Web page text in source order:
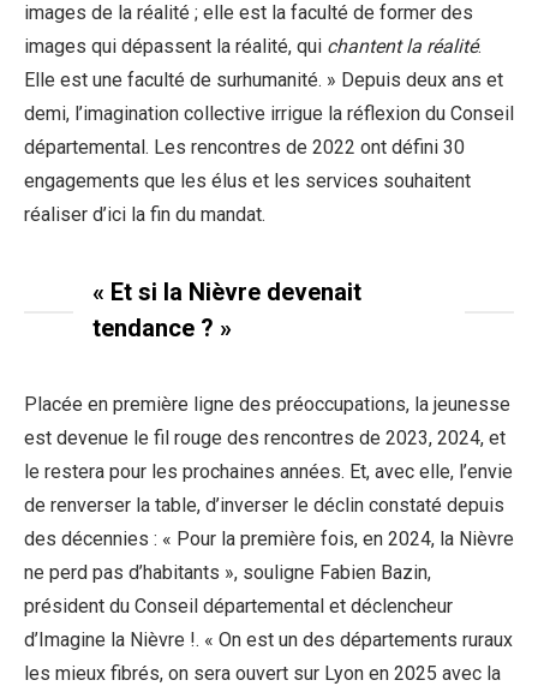
images de la réalité ; elle est la faculté de former des
images qui dépassent la réalité, qui chantent la réalité.
Elle est une faculté de surhumanité. » Depuis deux ans et
demi, l’imagination collective irrigue la réflexion du Conseil
départemental. Les rencontres de 2022 ont défini 30
engagements que les élus et les services souhaitent
réaliser d’ici la fin du mandat.
« Et si la Nièvre devenait
tendance ? »
Placée en première ligne des préoccupations, la jeunesse
est devenue le fil rouge des rencontres de 2023, 2024, et
le restera pour les prochaines années. Et, avec elle, l’envie
de renverser la table, d’inverser le déclin constaté depuis
des décennies : « Pour la première fois, en 2024, la Nièvre
ne perd pas d’habitants », souligne Fabien Bazin,
président du Conseil départemental et déclencheur
d’Imagine la Nièvre !. « On est un des départements ruraux
les mieux fibrés, on sera ouvert sur Lyon en 2025 avec la